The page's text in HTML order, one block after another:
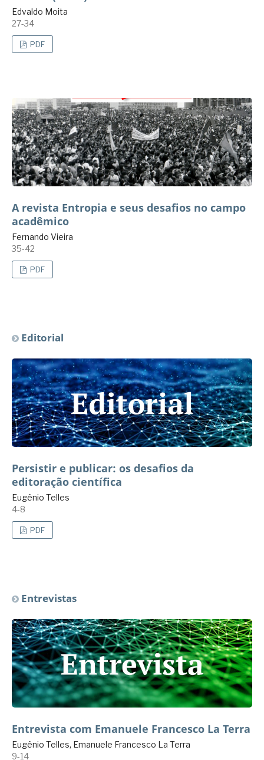
Edvaldo Moita
27-34
PDF
A revista Entropia e seus desafios no campo
acadêmico
Fernando Vieira
35-42
PDF
Editorial
Persistir e publicar: os desafios da
editoração científica
Eugênio Telles
4-8
PDF
Entrevistas
Entrevista com Emanuele Francesco La Terra
Eugênio Telles, Emanuele Francesco La Terra
9-14